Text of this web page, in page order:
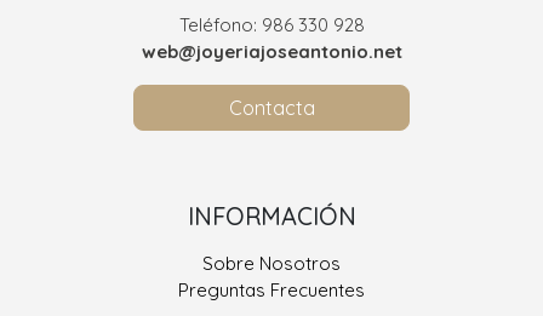
Teléfono: 986 330 928
web@joyeriajoseantonio.net
Contacta
INFORMACIÓN
Sobre Nosotros
Preguntas Frecuentes